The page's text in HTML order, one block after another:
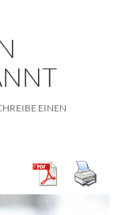
EINEN